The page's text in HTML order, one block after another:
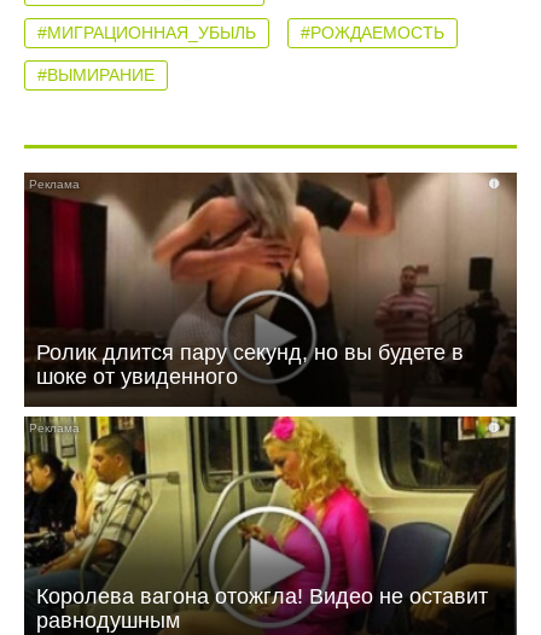
#МИГРАЦИОННАЯ_УБЫЛЬ #РОЖДАЕМОСТЬ
#ВЫМИРАНИЕ
i
Ролик длится пару секунд, но вы будете в
шоке от увиденного
i
Королева вагона отожгла! Видео не оставит
равнодушным